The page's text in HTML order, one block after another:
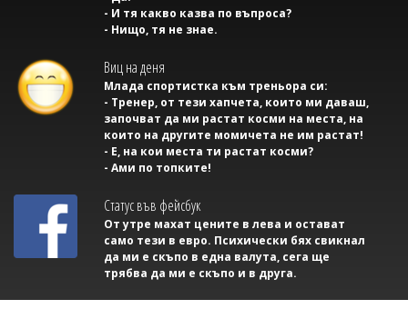
- И тя какво казва по въпроса?
- Нищо, тя не знае.
Виц на деня
Млада спортистка към треньора си:
- Тренер, от тези хапчета, които ми даваш,
започват да ми растат косми на места, на
които на другите момичета не им растат!
- Е, на кои места ти растат косми?
- Ами по топките!
Статус във фейсбук
От утре махат цените в лева и остават
само тези в евро. Психически бях свикнал
да ми е скъпо в една валута, сега ще
трябва да ми е скъпо и в друга.